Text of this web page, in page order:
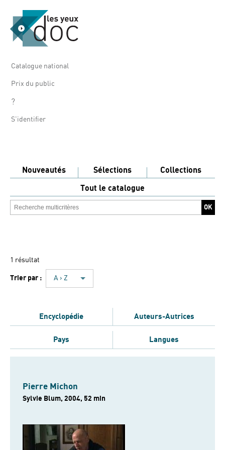
Catalogue national
Prix du public
?
S'identifier
Nouveautés Sélections
Collections
Tout le catalogue
1 résultat
Trier par : A › Z
Encyclopédie Auteurs-Autrices
Pays Langues
Pierre Michon
Sylvie Blum, 2004, 52 min